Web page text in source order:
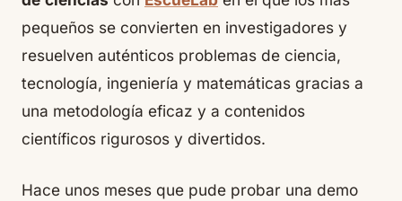
pequeños se convierten en investigadores y
resuelven auténticos problemas de ciencia,
tecnología, ingeniería y matemáticas gracias a
una metodología eficaz y a contenidos
científicos rigurosos y divertidos.
Hace unos meses que pude probar una demo